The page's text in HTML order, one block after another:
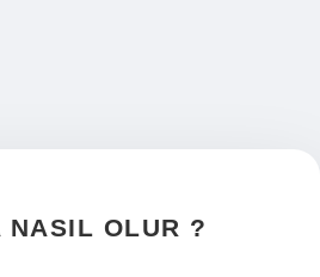
NASIL OLUR ?